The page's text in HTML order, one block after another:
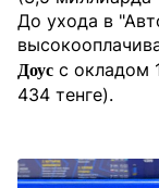
До ухода в
Доус с окладом
434 тенге).